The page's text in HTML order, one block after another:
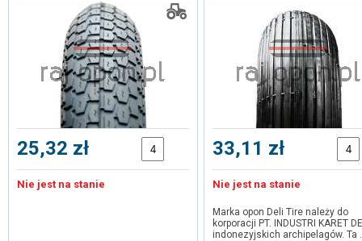
25,32 zł
Nie jest na stanie
33,11 zł
Nie jest na stanie
Marka opon Deli Tire należy do
korporacji PT. INDUSTRI KARET
indonezyjskich archipelagów. Ta